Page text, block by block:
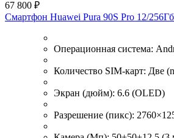
67 800 ₽
Смартфон Huawei Pura 90S Pro 12/
Операционная система:
Количество SIM-карт: Две
Экран (дюйм): 6.6 (OLED)
Разрешение (пикс):